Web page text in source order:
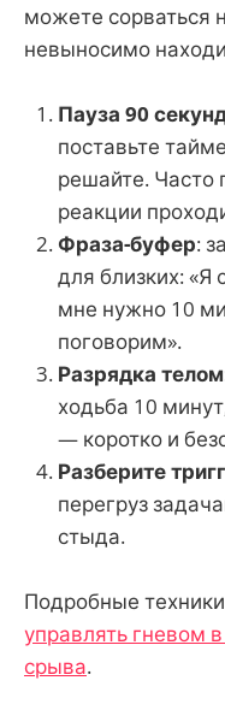
можете сорваться
невыносимо
Пауза 90
поставьте
решайте. Часто
реакции
Фраза-буфер:
для близких: «Я
мне нужно 10
поговорим».
Разрядка телом
ходьба 10
— коротко и
Разберите
перегруз
стыда.
Подробные
управлять гневом
срыва.